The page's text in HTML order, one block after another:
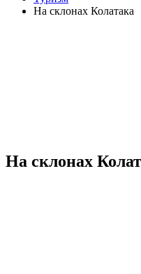
На склонах Колатака
На склонах